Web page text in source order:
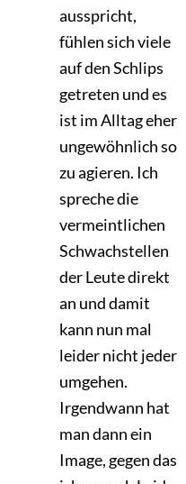
ausspricht,
fühlen sich viele
auf den Schlips
getreten und es
ist im Alltag eher
ungewöhnlich so
zu agieren. Ich
spreche die
vermeintlichen
Schwachstellen
der Leute direkt
an und damit
kann nun mal
leider nicht jeder
umgehen.
Irgendwann hat
man dann ein
Image, gegen das